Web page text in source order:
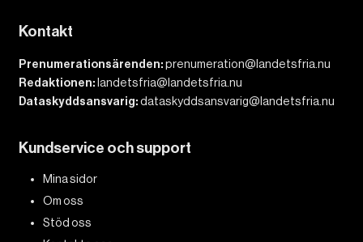
Kontakt
Prenumerationsärenden:prenumeration@landetsfria.nu
Redaktionen: landetsfria@landetsfria.nu
Dataskyddsansvarig:dataskyddsansvarig@landetsfria.nu
Kundservice och support
Mina sidor
Om oss
Stöd oss